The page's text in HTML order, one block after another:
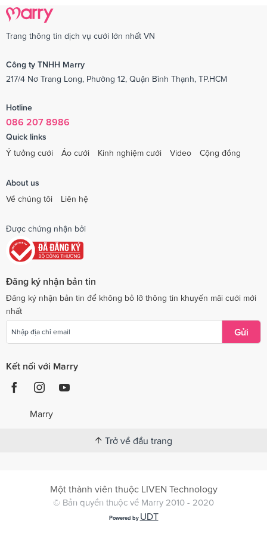
Trang thông tin dịch vụ cưới lớn nhất VN
Công ty TNHH Marry
217/4 Nơ Trang Long, Phường 12, Quận Bình Thạnh, TP.HCM
Hotline
086 207 8986
Quick links
Ý tưởng cưới
Áo cưới Kinh nghiệm cưới Video Cộng đồng
About us
Về chúng tôi
Liên hệ
Được chứng nhận bởi
Đăng ký nhận bản tin
Đăng ký nhận bản tin để không bỏ lỡ thông tin khuyến mãi cưới mới
nhất
Gửi
Kết nối với Marry
Marry
Trở về đầu trang
Một thành viên thuộc LIVEN Technology
© Bản quyền thuộc về Marry 2010 - 2020
Powered by UDT